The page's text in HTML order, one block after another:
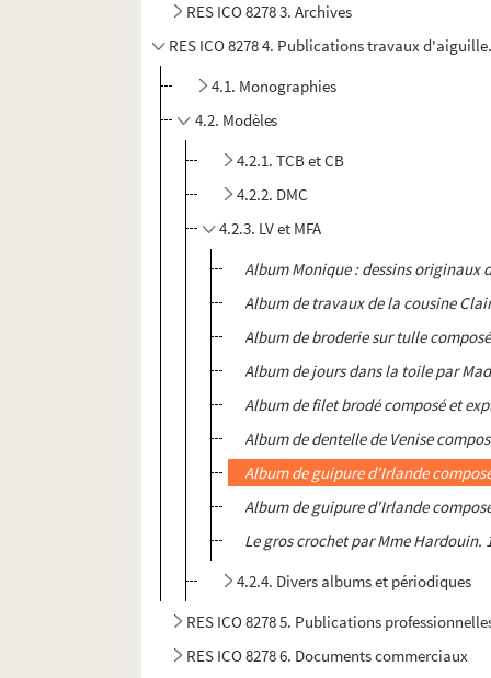
RES ICO 8278 3. Archives
RES ICO 8278 4. Publications travaux
4.1. Monographies
4.2. Modèles
4.2.1. TCB et CB
4.2.2. DMC
4.2.3. LV et MFA
Album Monique : dessins originaux
Album de travaux de la cousine
Album de broderie sur tulle
Album de jours dans la toile par
Album de filet brodé composé et
Album de dentelle de Venise
Album de guipure d'Irlande
Album de guipure d'Irlande
Le gros crochet par Mme Hardouin.
4.2.4. Divers albums et périodiques
RES ICO 8278 5. Publications
RES ICO 8278 6. Documents commerciaux